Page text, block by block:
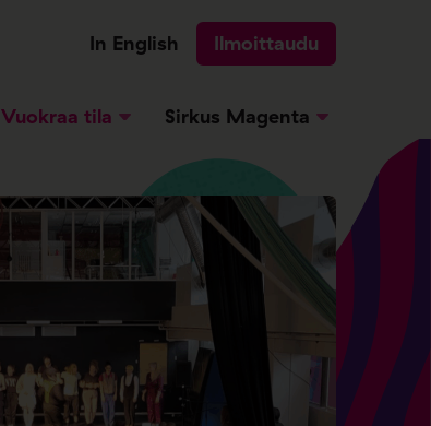
In English Ilmoittaudu
Vuokraa tila Sirkus Magenta